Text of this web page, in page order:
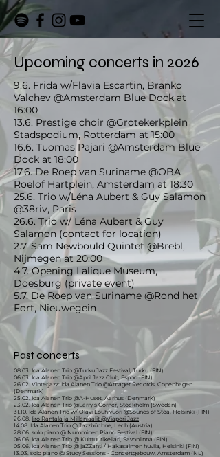
Upcoming concerts in 2026
9.6. Frida w/Flavia Escartin, Branko
Valchev @Amsterdam Blue Dock at
16:00
13.6. Prestige choir @Grotekerkplein
Stadspodium, Rotterdam at 15:00
16.6. Tuomas Pajari @Amsterdam Blue
Dock at 18:00
17.6. De Roep van Suriname @OBA
Roelof Hartplein, Amsterdam at 18:30
25.6. Trio w/Léna Aubert & Guy Salamon
@38riv, Paris
26.6. Trio w/ Léna Aubert & Guy
Salamon (contact for location)
2.7. Sam Newbould Quintet @Brebl,
Nijmegen at 20:00
4.7. Opening Lalique Museum,
Doesburg (private event)
5.7. De Roep van Suriname @Rond het
Fort, Nieuwegein
Past concerts
08.03. Ida Alanen Trio @Turku Jazz Festival, Turku (FIN)​
06.03. Ida Alanen Trio @April Jazz Club, Espoo (FIN)
26.02. Vinterjazz: Ida Alanen Trio @Amager Records, Copenhagen
(Denmark)
25.02. Ida Alanen Trio @A-Huset, Aarhus (Denmark)
23.02. Ida Alanen Trio @Larry's Corner, Stockholm (Sweden)
31.10. Ida Alanen Trio w/ Olavi Louhivuori @Sounds of Stoa, Helsinki (FIN)
26.08. Iiro Rantala ja Milleniaalit @Viapori Jazz
14.08. Ida Alanen Trio @ Jazzbüchne, Lech (Austria)
28.06. solo piano @ Numminen Piano Festival (FIN)
06.06. Ida Alanen Trio @ Kulttuurikellari, Savonlinna (FIN)
05.06. Ida Alanen Trio @ jaZZanti / Hakasalmen huvila, Helsinki (FIN)
​​​13.03. solo piano @ Study Sessions - Concertgebouw, Amsterdam (NL)